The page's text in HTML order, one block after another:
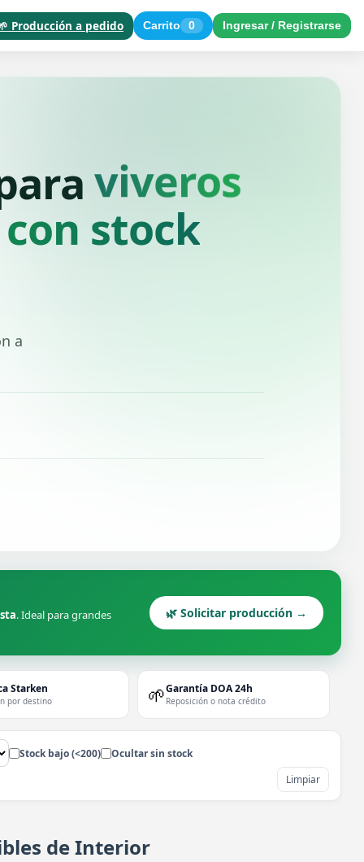
Producción a pedido Carrito 0 Ingresar / Registrarse
paisajistas
stock
a
. Ideal para grandes
🌿 Solicitar producción →
Starken
por destino 🌱Garantía DOA 24h
Reposición o nota crédito
Stock bajo (<200)
Ocultar sin stock
Limpiar
de Interior